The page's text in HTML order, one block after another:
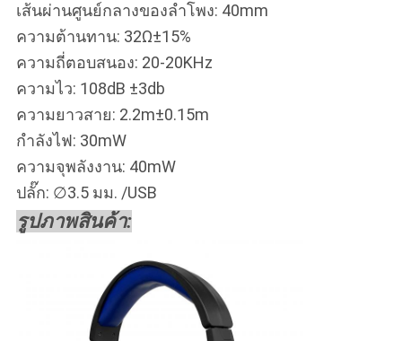
เส้นผ่านศูนย์กลางของลำโพง: 40mm
ความต้านทาน: 32Ω±15%
ความถี่ตอบสนอง: 20-20KHz
ความไว: 108dB ±3db
ความยาวสาย: 2.2m±0.15m
กำลังไฟ: 30mW
ความจุพลังงาน: 40mW
ปลั๊ก: ∅3.5 มม. /USB
รูปภาพสินค้า: